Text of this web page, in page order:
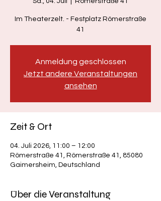
Im Theaterzelt. - Festplatz Römerstraße
41
Anmeldung geschlossen
Jetzt andere Veranstaltungen
ansehen
Zeit & Ort
04. Juli 2026, 11:00 – 12:00
Römerstraße 41, Römerstraße 41, 85080
Gaimersheim, Deutschland
Über die Veranstaltung